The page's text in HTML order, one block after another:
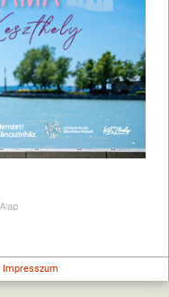
Impresszum